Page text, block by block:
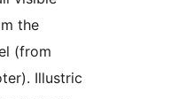
the
(from
Illustric